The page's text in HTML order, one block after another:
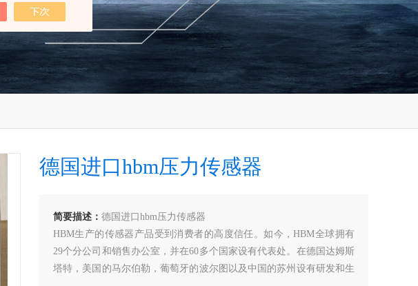
德国进口hbm压力传感器
简要描述： 德国进口hbm压力传感器
HBM生产的传感器产品受到消费者的高度信任。如今，HBM全球拥有
29个分公司和销售办公室，并在60多个国家设有代表处。在德国达姆斯
塔特，美国的马尔伯勒，葡萄牙的波尔图以及中国的苏州设有研发和生